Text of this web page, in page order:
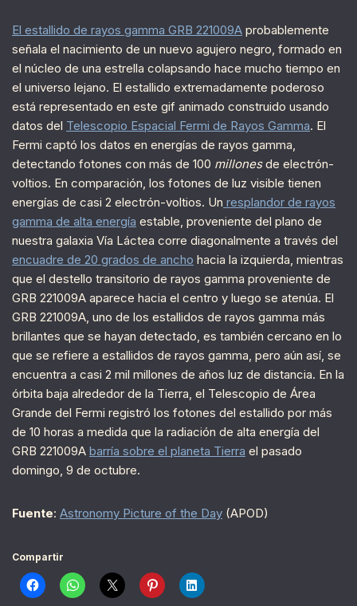
El estallido de rayos gamma GRB 221009A probablemente
señala el nacimiento de un nuevo agujero negro, formado en
el núcleo de una estrella colapsando hace mucho tiempo en
el universo lejano. El estallido extremadamente poderoso
está representado en este gif animado construido usando
datos del Telescopio Espacial Fermi de Rayos Gamma. El
Fermi captó los datos en energías de rayos gamma,
detectando fotones con más de 100 millonesde electrón-
voltios. En comparación, los fotones de luz visible tienen
energías de casi 2 electrón-voltios. Un resplandor de rayos
gamma de alta energía estable, proveniente del plano de
nuestra galaxia Vía Láctea corre diagonalmente a través del
encuadre de 20 grados de ancho hacia la izquierda, mientras
que el destello transitorio de rayos gamma proveniente de
GRB 221009A aparece hacia el centro y luego se atenúa. El
GRB 221009A, uno de los estallidos de rayos gamma más
brillantes que se hayan detectado, es también cercano en lo
que se refiere a estallidos de rayos gamma, pero aún así, se
encuentra a casi 2 mil millones de años luz de distancia. En la
órbita baja alrededor de la Tierra, el Telescopio de Área
Grande del Fermi registró los fotones del estallido por más
de 10 horas a medida que la radiación de alta energía del
GRB 221009A barría sobre el planeta Tierra el pasado
domingo, 9 de octubre.
Fuente: Astronomy Picture of the Day (APOD)
Compartir